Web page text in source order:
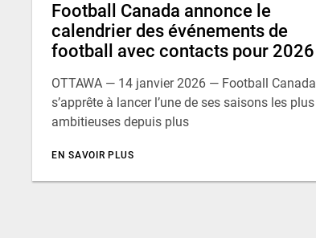
Football Canada annonce le
calendrier des événements de
football avec contacts pour 2026
OTTAWA — 14 janvier 2026 — Football Canada
s’apprête à lancer l’une de ses saisons les plus
ambitieuses depuis plus
EN SAVOIR PLUS